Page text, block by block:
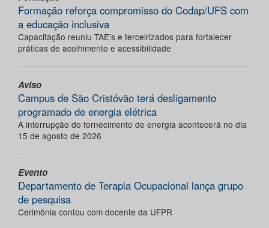
Formação reforça compromisso do Codap/UFS com
a educação inclusiva
Capacitação reuniu TAE’s e terceirizados para fortalecer
práticas de acolhimento e acessibilidade
Aviso
Campus de São Cristóvão terá desligamento
programado de energia elétrica
A interrupção do fornecimento de energia acontecerá no dia
15 de agosto de 2026
Evento
Departamento de Terapia Ocupacional lança grupo
de pesquisa
Cerimônia contou com docente da UFPR